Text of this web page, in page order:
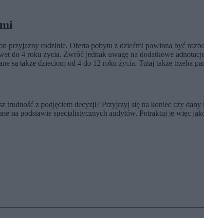
przyjazny rodzinie. Oferta pobytu z dziećmi powinna być
do 4 roku życia. Zwróć jednak uwagę na dodatkowe
są także dzieciom od 4 do 12 roku życia. Tutaj także trzeba
trudność z podjęciem decyzji? Przyjrzyj się na koniec czy
na podstawie specjalistycznych audytów. Potraktuj je więc